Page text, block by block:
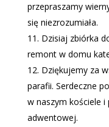
przepraszamy
się niezrozumiała.
Dzisiaj zbiórka
remont w domu
Dziękujemy za
parafii. Serdeczne
w naszym kościele
adwentowej.